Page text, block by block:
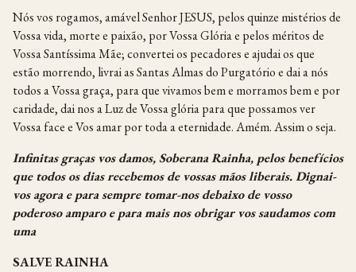
Nós vos rogamos, amável Senhor JESUS, pelos quinze mistérios de
Vossa vida, morte e paixão, por Vossa Glória e pelos méritos de
Vossa Santíssima Mãe; convertei os pecadores e ajudai os que
estão morrendo, livrai as Santas Almas do Purgatório e dai a nós
todos a Vossa graça, para que vivamos bem e morramos bem e por
caridade, dai nos a Luz de Vossa glória para que possamos ver
Vossa face e Vos amar por toda a eternidade. Amém. Assim o seja.
Infinitas graças vos damos, Soberana Rainha, pelos benefícios
que todos os dias recebemos de vossas mãos liberais. Dignai-
vos agora e para sempre tomar-nos debaixo de vosso
poderoso amparo e para mais nos obrigar vos saudamos com
uma
SALVE RAINHA